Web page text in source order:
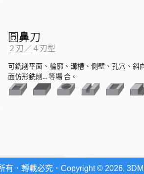
圓鼻刀
２刃／４刃型
可銑削平面、輪廓、溝槽、側壁、孔穴、斜
面仿形銑削... 等場 合。
有．轉載必究．Copyright © 2026,